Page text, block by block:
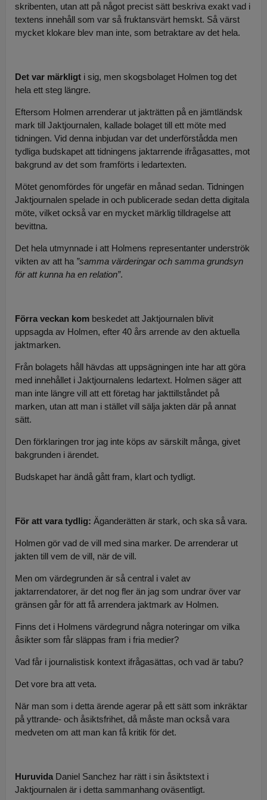
skribenten, utan att på något precist sätt beskriva exakt vad i
textens innehåll som var så fruktansvärt hemskt. Så värst
mycket klokare blev man inte, som betraktare av det hela.
Det var märkligt i sig, men skogsbolaget Holmen tog det
hela ett steg längre.
Eftersom Holmen arrenderar ut jakträtten på en jämtländsk
mark till Jaktjournalen, kallade bolaget till ett möte med
tidningen. Vid denna inbjudan var det underförstådda men
tydliga budskapet att tidningens jaktarrende ifrågasattes, mot
bakgrund av det som framförts i ledartexten.
Mötet genomfördes för ungefär en månad sedan. Tidningen
Jaktjournalen spelade in och publicerade sedan detta digitala
möte, vilket också var en mycket märklig tilldragelse att
bevittna.
Det hela utmynnade i att Holmens representanter underströk
vikten av att ha ”samma värderingar och samma grundsyn
för att kunna ha en relation”.
Förra veckan kom beskedet att Jaktjournalen blivit
uppsagda av Holmen, efter 40 års arrende av den aktuella
jaktmarken.
Från bolagets håll hävdas att uppsägningen inte har att göra
med innehållet i Jaktjournalens ledartext. Holmen säger att
man inte längre vill att ett företag har jakttillståndet på
marken, utan att man i stället vill sälja jakten där på annat
sätt.
Den förklaringen tror jag inte köps av särskilt många, givet
bakgrunden i ärendet.
Budskapet har ändå gått fram, klart och tydligt.
För att vara tydlig: Äganderätten är stark, och ska så vara.
Holmen gör vad de vill med sina marker. De arrenderar ut
jakten till vem de vill, när de vill.
Men om värdegrunden är så central i valet av
jaktarrendatorer, är det nog fler än jag som undrar över var
gränsen går för att få arrendera jaktmark av Holmen.
Finns det i Holmens värdegrund några noteringar om vilka
åsikter som får släppas fram i fria medier?
Vad får i journalistisk kontext ifrågasättas, och vad är tabu?
Det vore bra att veta.
När man som i detta ärende agerar på ett sätt som inkräktar
på yttrande- och åsiktsfrihet, då måste man också vara
medveten om att man kan få kritik för det.
Huruvida Daniel Sanchez har rätt i sin åsiktstext i
Jaktjournalen är i detta sammanhang oväsentligt.